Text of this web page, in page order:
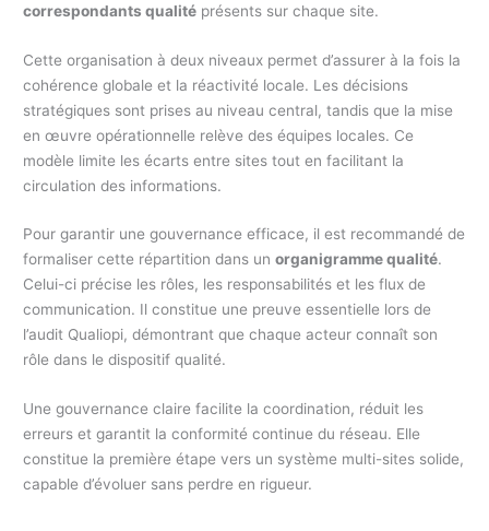
correspondants qualité présents sur chaque site.
Cette organisation à deux niveaux permet d’assurer à la fois la
cohérence globale et la réactivité locale. Les décisions
stratégiques sont prises au niveau central, tandis que la mise
en œuvre opérationnelle relève des équipes locales. Ce
modèle limite les écarts entre sites tout en facilitant la
circulation des informations.
Pour garantir une gouvernance efficace, il est recommandé de
formaliser cette répartition dans unorganigramme qualité.
Celui-ci précise les rôles, les responsabilités et les flux de
communication. Il constitue une preuve essentielle lors de
l’audit Qualiopi, démontrant que chaque acteur connaît son
rôle dans le dispositif qualité.
Une gouvernance claire facilite la coordination, réduit les
erreurs et garantit la conformité continue du réseau. Elle
constitue la première étape vers un système multi-sites solide,
capable d’évoluer sans perdre en rigueur.